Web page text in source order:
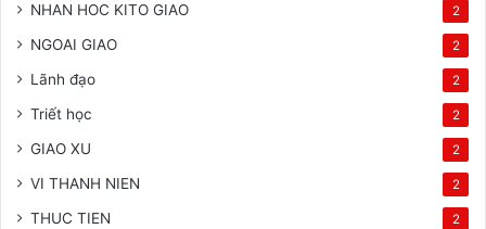
NHAN HOC KITO GIAO 2
NGOAI GIAO 2
Lãnh đạo 2
Triết học 2
GIAO XU 2
VI THANH NIEN 2
THUC TIEN 2